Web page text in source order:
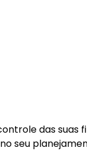
das suas
seu